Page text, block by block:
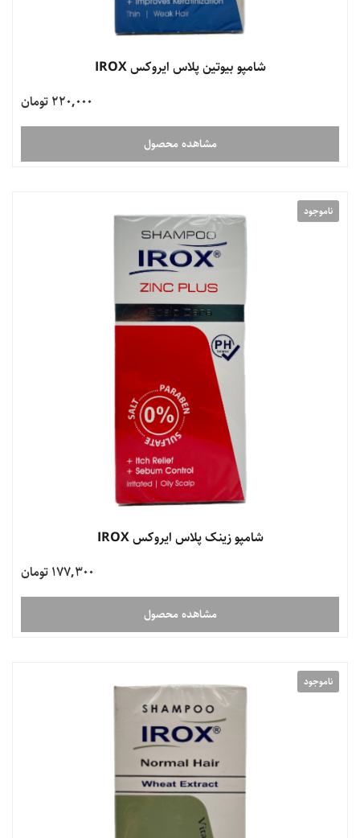
شامپو بیوتین پلاس ایروکس IROX
220,000 تومان
مشاهده محصول
ناموجود
شامپو زینک پلاس ایروکس IROX
177,300 تومان
مشاهده محصول
ناموجود